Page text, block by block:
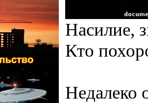
Насилие,
Кто
Недалеко